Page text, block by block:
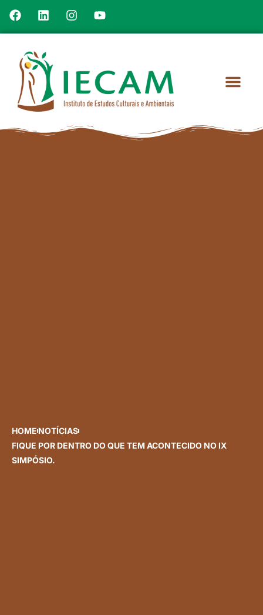
HOME NOTÍCIAS
FIQUE POR DENTRO DO QUE TEM ACONTECIDO NO IX
SIMPÓSIO.